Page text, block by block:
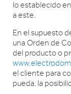
lo establecido
a este.
En el supuesto
una Orden de
del producto o
el cliente para
pueda, la